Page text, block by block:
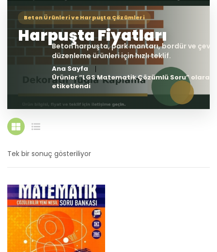
Ana Sayfa
Ürünler “LGS Matematik Çözümlü Soru” olarak
etiketlendi
Tek bir sonuç gösteriliyor